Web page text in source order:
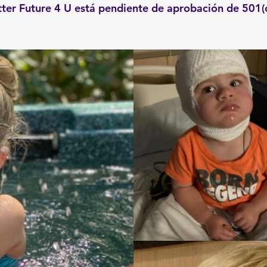
Future 4 U está pendiente de aprobación de